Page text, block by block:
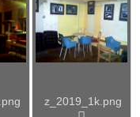
z_2019_1k.png